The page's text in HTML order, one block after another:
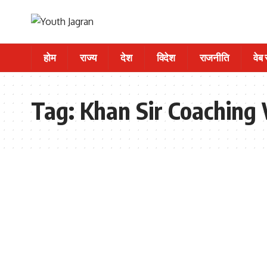
होम राज्य देश विदेश राजनीति वेब
Tag:Khan Sir Coaching